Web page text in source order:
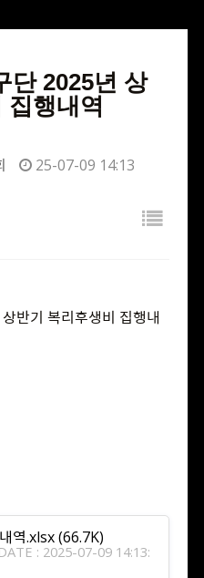
단 2025년 상
집행내역
25-07-09 14:13
반기 복리후생비 집행내
역.xlsx(66.7K)
: 2025-07-09 14:13: